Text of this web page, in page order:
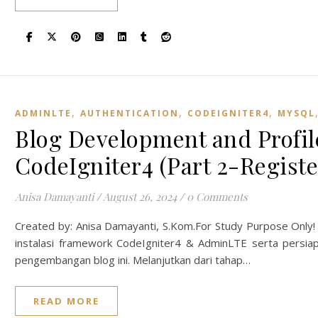
ADMINLTE , AUTHENTICATION , CODEIGNITER4, MYSQL
Blog Development and
CodeIgniter4 (Part 2-
Anisa Damayanti /August 26, 2024 / 0 Comments
Created by: Anisa Damayanti, S.Kom.For Study Purpose
instalasi framework CodeIgniter4 & AdminLTE serta
pengembangan blog ini. Melanjutkan dari tahap…
READ MORE